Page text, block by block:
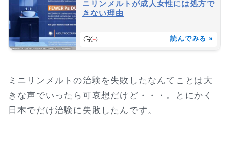
ニリンメルトが成人女性には処方で
きない理由
読んでみる »
ミニリンメルトの治験を失敗したなんてことは大
きな声でいったら可哀想だけど・・・。とにかく
日本でだけ治験に失敗したんです。